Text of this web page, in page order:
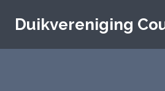
inhoudDuikvereniging